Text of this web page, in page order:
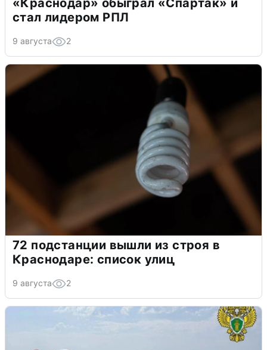
«Краснодар» обыграл «Спартак» и
стал лидером РПЛ
9 августа 2
72 подстанции вышли из строя в
Краснодаре: список улиц
9 августа 2